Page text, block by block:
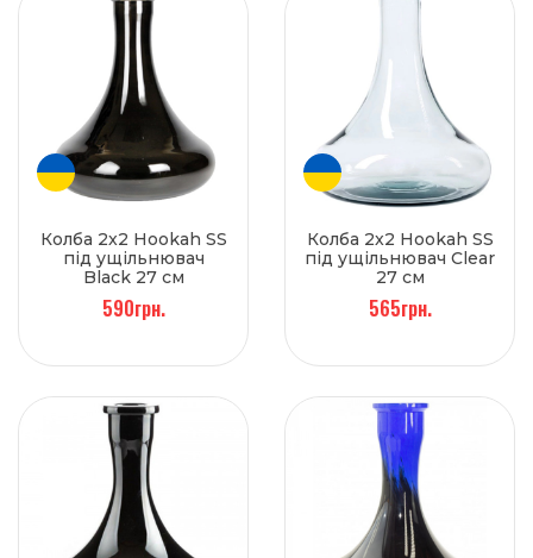
Колба 2x2 Hookah SS
під ущільнювач
Black 27 см
590грн.
Колба 2x2 Hookah SS
під ущільнювач Clear
27 см
565грн.